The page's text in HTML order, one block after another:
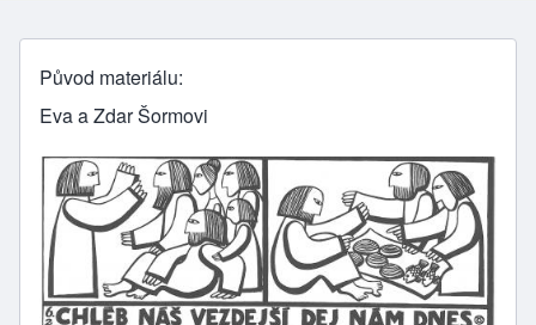
Drobečková navigace
Původ materiálu
Eva a Zdar Šormovi